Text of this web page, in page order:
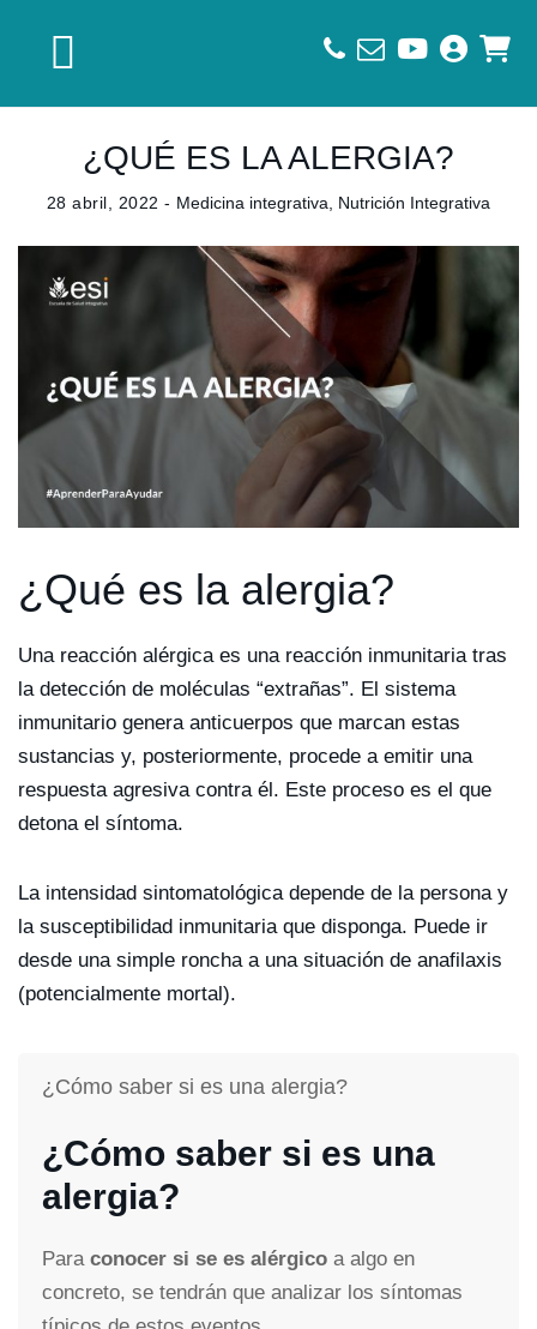
¿QUÉ ES LA ALERGIA?
28 abril, 2022 - Medicina integrativa Nutrición Integrativa
¿Qué es la alergia?
Una reacción alérgica es una reacción inmunitaria tras
la detección de moléculas “extrañas”. El sistema
inmunitario genera anticuerpos que marcan estas
sustancias y, posteriormente, procede a emitir una
respuesta agresiva contra él. Este proceso es el que
detona el síntoma.
La intensidad sintomatológica depende de la persona y
la susceptibilidad inmunitaria que disponga. Puede ir
desde una simple roncha a una situación de anafilaxis
(potencialmente mortal).
¿Cómo saber si es una alergia?
¿Cómo saber si es una
alergia?
Para conocer si se es alérgico a algo en
concreto, se tendrán que analizar los síntomas